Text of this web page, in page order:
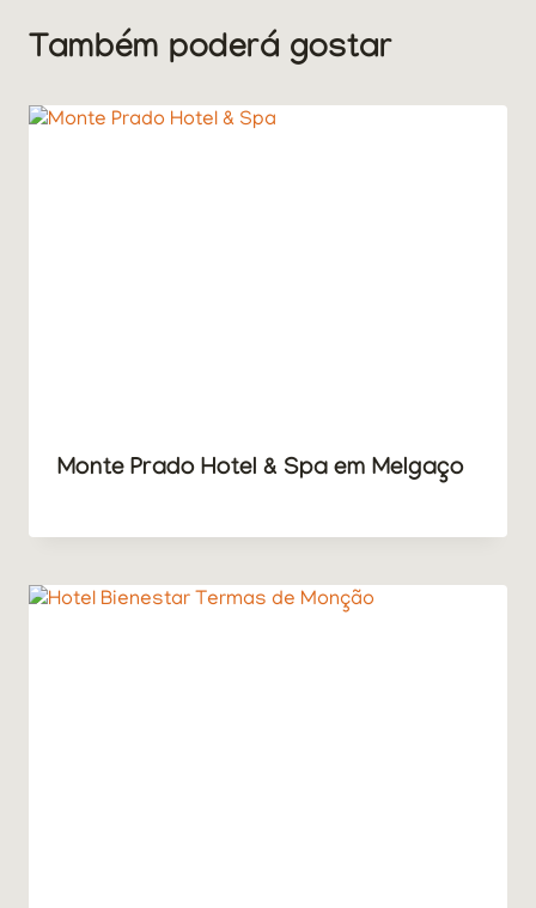
Também poderá gostar
Monte Prado Hotel & Spa em Melgaço